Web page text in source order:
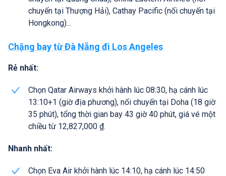
chuyến tại Thượng Hải), Cathay Pacific (nối chuyến tại
Hongkong)...
Chặng bay từ Đà Nẵng đi Los Angeles
Rẻ nhất:
Chọn Qatar Airways khởi hành lúc 08:30, hạ cánh lúc
13:10+1 (giờ địa phương), nối chuyến tại Doha (18 giờ
35 phút), tổng thời gian bay 43 giờ 40 phút, giá vé một
chiều từ 12,827,000 ₫.
Nhanh nhất:
Chọn Eva Air khởi hành lúc 14:10, hạ cánh lúc 14:50